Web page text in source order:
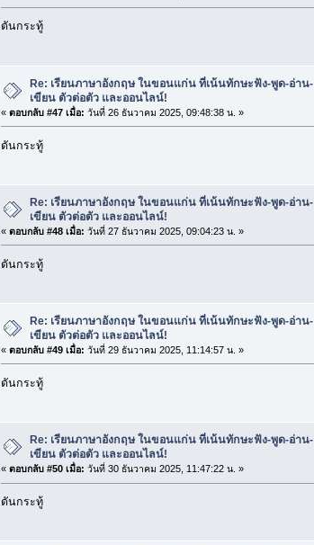
ดันกระทู้
Re: เรียนภาษาอังกฤษ ในขอนแก่น ที่เน้นทักษะฟัง-พูด-อ่าน-
เขียน ตัวต่อตัว และออนไลน์!
« ตอบกลับ #47 เมื่อ: วันที่ 26 ธันวาคม 2025, 09:48:38 น. »
ดันกระทู้
Re: เรียนภาษาอังกฤษ ในขอนแก่น ที่เน้นทักษะฟัง-พูด-อ่าน-
เขียน ตัวต่อตัว และออนไลน์!
« ตอบกลับ #48 เมื่อ: วันที่ 27 ธันวาคม 2025, 09:04:23 น. »
ดันกระทู้
Re: เรียนภาษาอังกฤษ ในขอนแก่น ที่เน้นทักษะฟัง-พูด-อ่าน-
เขียน ตัวต่อตัว และออนไลน์!
« ตอบกลับ #49 เมื่อ: วันที่ 29 ธันวาคม 2025, 11:14:57 น. »
ดันกระทู้
Re: เรียนภาษาอังกฤษ ในขอนแก่น ที่เน้นทักษะฟัง-พูด-อ่าน-
เขียน ตัวต่อตัว และออนไลน์!
« ตอบกลับ #50 เมื่อ: วันที่ 30 ธันวาคม 2025, 11:47:22 น. »
ดันกระทู้